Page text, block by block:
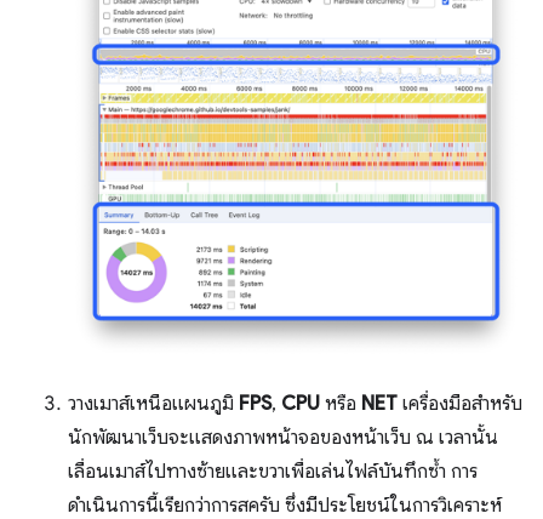
วางเมาส์เหนือแผนภูมิ FPS, CPU หรือ NET เครื่องมือสําหรับ
นักพัฒนาเว็บจะแสดงภาพหน้าจอของหน้าเว็บ ณ เวลานั้น
เลื่อนเมาส์ไปทางซ้ายและขวาเพื่อเล่นไฟล์บันทึกซ้ำ การ
ดำเนินการนี้เรียกว่าการสครับ ซึ่งมีประโยชน์ในการวิเคราะห์